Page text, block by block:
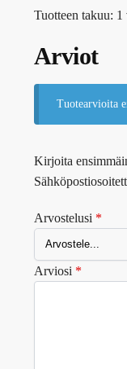
Tuotteen takuu: 1
Arviot
Tuotearvioita
Kirjoita
Arvostelusi *
Arviosi *